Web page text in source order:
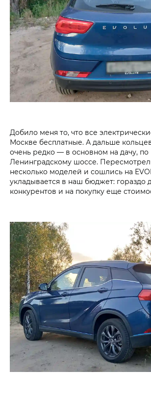
Добило меня то, что все
Москве бесплатные. А дальше
очень редко — в основном на дачу, по
Ленинградскому шоссе.
несколько моделей и сошлись на
укладывается в наш бюджет: гораздо
конкурентов и на покупку еще